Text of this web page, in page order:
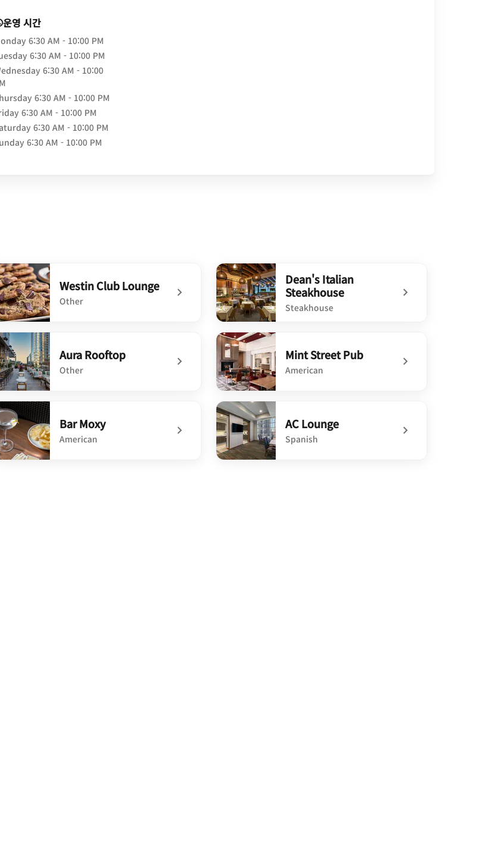
운영 시간
6:30 AM - 10:00 PM
6:30 AM - 10:00 PM
6:30 AM - 10:00
6:30 AM - 10:00 PM
6:30 AM - 10:00 PM
6:30 AM - 10:00 PM
6:30 AM - 10:00 PM
Westin Club Lounge
Other
Westin Club Lounge
Dean's Italian
Steakhouse
Steakhouse
undefined Dean's Italian Steakhouse
Aura Rooftop
Other
Aura Rooftop
Mint Street Pub
American
undefined Mint Street Pub
Bar Moxy
American
AC Lounge
Spanish